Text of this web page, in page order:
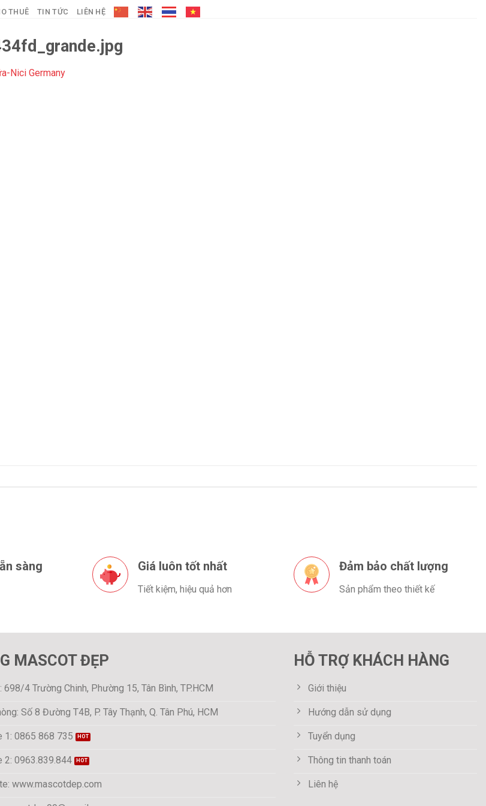
THUÊ TIN TỨC LIÊN HỆ
Nici Germany
sàng Giá luôn tốt nhất
Tiết kiệm, hiệu quả hơn
Đảm bảo chất lượng
Sản phẩm theo thiết kế
MASCOT ĐẸP
698/4 Trường Chinh, Phường 15, Tân Bình, TP.HCM
Số 8 Đường T4B, P. Tây Thạnh, Q. Tân Phú, HCM
1: 0865 868 735
2: 0963.839.844
www.mascotdep.com
HỖ TRỢ KHÁCH HÀNG
Giới thiệu
Hướng dẫn sử dụng
Tuyển dụng
Thông tin thanh toán
Liên hệ